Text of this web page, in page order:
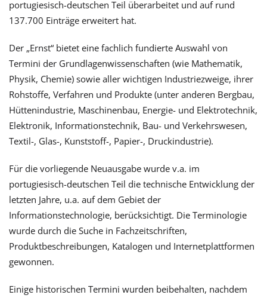
portugiesisch-deutschen Teil überarbeitet und auf rund
137.700 Einträge erweitert hat.
Der „Ernst“ bietet eine fachlich fundierte Auswahl von
Termini der Grundlagenwissenschaften (wie Mathematik,
Physik, Chemie) sowie aller wichtigen Industriezweige, ihrer
Rohstoffe, Verfahren und Produkte (unter anderen Bergbau,
Hüttenindustrie, Maschinenbau, Energie- und Elektrotechnik,
Elektronik, Informationstechnik, Bau- und Verkehrswesen,
Textil-, Glas-, Kunststoff-, Papier-, Druckindustrie).
Für die vorliegende Neuausgabe wurde v.a. im
portugiesisch-deutschen Teil die technische Entwicklung der
letzten Jahre, u.a. auf dem Gebiet der
Informationstechnologie, berücksichtigt. Die Terminologie
wurde durch die Suche in Fachzeitschriften,
Produktbeschreibungen, Katalogen und Internetplattformen
gewonnen.
Einige historischen Termini wurden beibehalten, nachdem